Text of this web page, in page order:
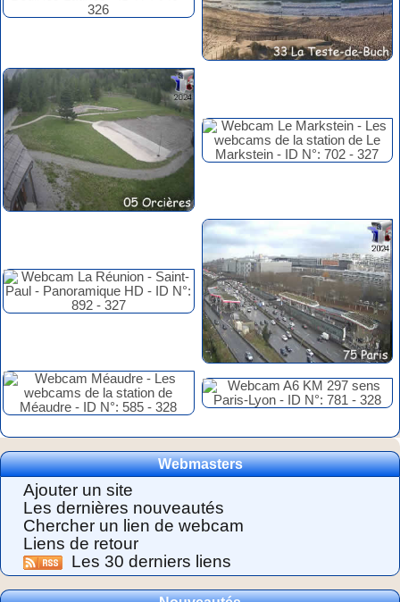
Webmasters
Ajouter un site
Les dernières nouveautés
Chercher un lien de webcam
Liens de retour
Les 30 derniers liens